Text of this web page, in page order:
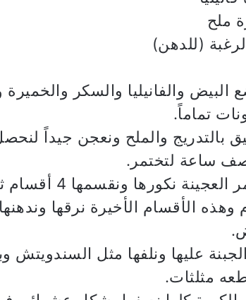
ملح
(للدهن)
البيض والفانيليا والسكر
تماماً.
بالتدريج والملح ونعجن جيداً
ساعة لتختمر.
3 – بعد أن تختمر
4 أقسام وهذه الأقسام الأخيرة نرقها
عليها ونلفها مثل
مثلثات.